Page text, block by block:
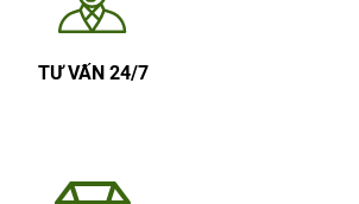
TƯ VẤN 24/7